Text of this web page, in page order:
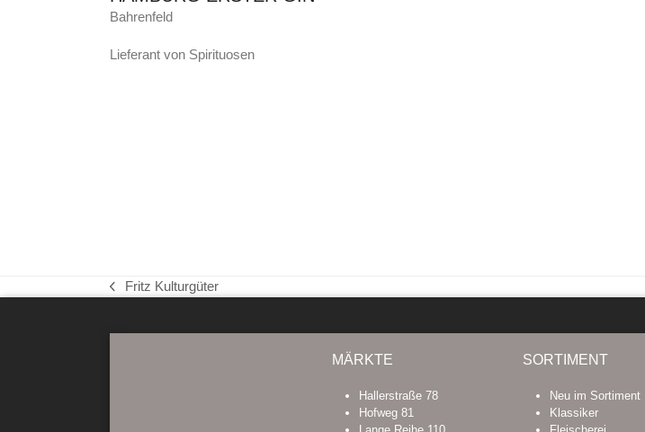
Bahrenfeld
Lieferant von Spirituosen
vorheriger
Fritz Kulturgüter
MÄRKTE
Hallerstraße 78
Hofweg 81
SORTIMENT
Neu im Sortiment
Klassiker